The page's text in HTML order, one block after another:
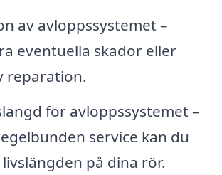
av avloppssystemet –
eventuella skador eller
reparation.
för avloppssystemet –
service kan du
på dina rör.